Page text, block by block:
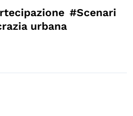
#Scenari
urbana